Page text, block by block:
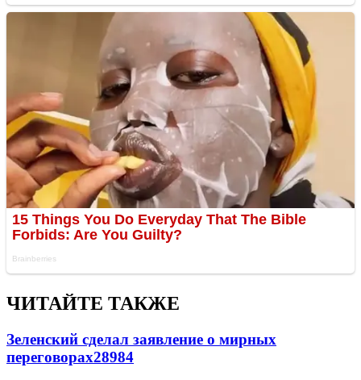
ЧИТАЙТЕ ТАКЖЕ
Зеленский сделал заявление о мирных
переговорах28984